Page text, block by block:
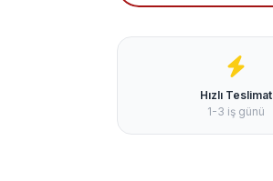
Hızlı Teslimat
1-3 iş günü